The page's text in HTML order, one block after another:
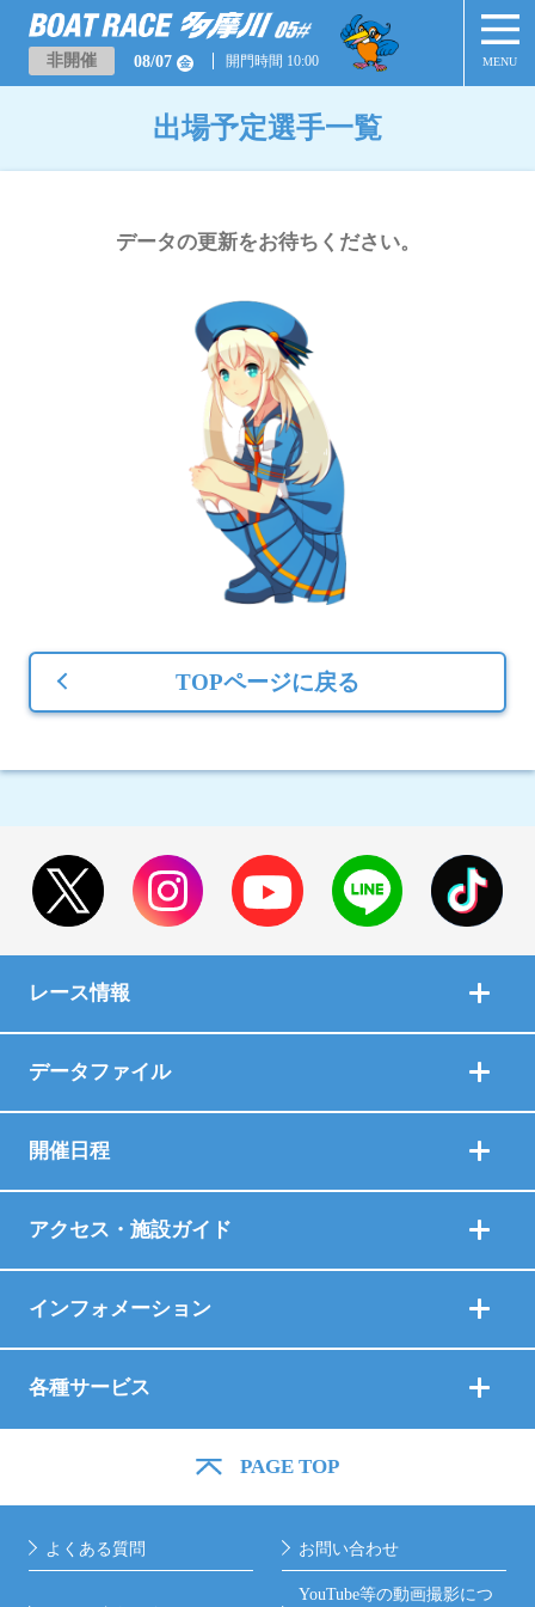
非開催 08/07 金 開門時間 10:00 MENU
出場予定選手一覧
データの更新をお待ちください。
TOPページに戻る
レース情報
データファイル
開催日程
アクセス・施設ガイド
インフォメーション
各種サービス
PAGE TOP
よくある質問 お問い合わせ
YouTube等の動画撮影につ